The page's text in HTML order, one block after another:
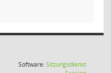
Software:Sitzungsdienst